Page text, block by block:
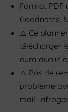
Format PDF
Goodnotes,
⚠️ Ce
télécharger
aura aucun
⚠️ Pas de
problème
mail :